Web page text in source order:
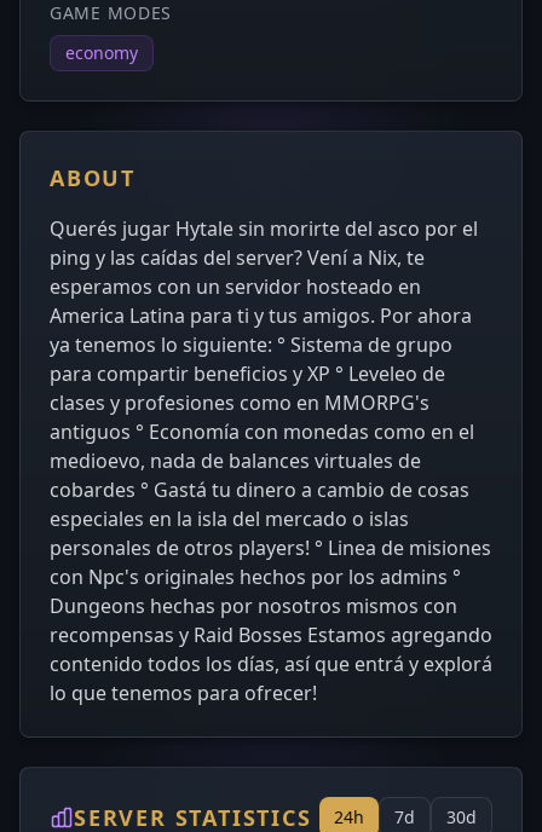
GAME MODES
economy
ABOUT
Querés jugar Hytale sin morirte del asco por el
ping y las caídas del server? Vení a Nix, te
esperamos con un servidor hosteado en
America Latina para ti y tus amigos. Por ahora
ya tenemos lo siguiente: ° Sistema de grupo
para compartir beneficios y XP ° Leveleo de
clases y profesiones como en MMORPG's
antiguos ° Economía con monedas como en el
medioevo, nada de balances virtuales de
cobardes ° Gastá tu dinero a cambio de cosas
especiales en la isla del mercado o islas
personales de otros players! ° Linea de misiones
con Npc's originales hechos por los admins °
Dungeons hechas por nosotros mismos con
recompensas y Raid Bosses Estamos agregando
contenido todos los días, así que entrá y explorá
lo que tenemos para ofrecer!
SERVER STATISTICS 24h 7d 30d